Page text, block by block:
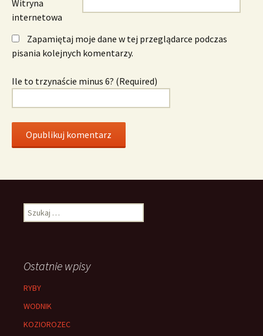
Witryna
internetowa
Zapamiętaj moje dane w tej przeglądarce podczas
pisania kolejnych komentarzy.
Ile to trzynaście minus 6? (Required)
Szukaj:
Ostatnie wpisy
RYBY
WODNIK
KOZIOROZEC